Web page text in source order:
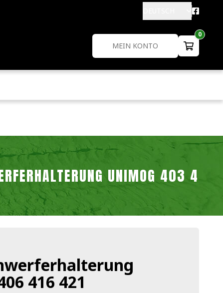
MEIN KONTO
0
UNIMOG 403
416 421